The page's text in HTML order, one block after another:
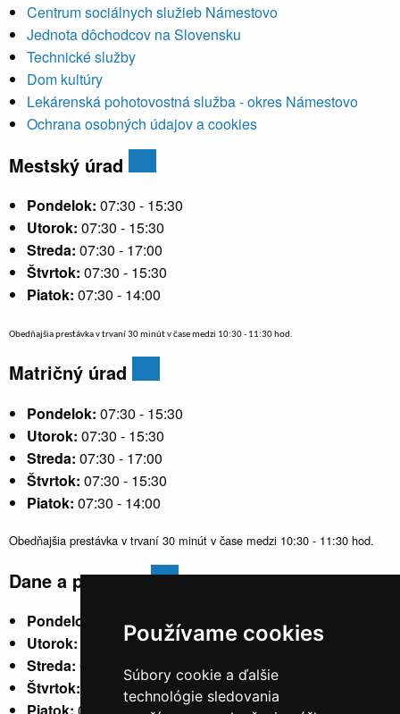
Používame cookies
Súbory cookie a ďalšie
technológie sledovania
Centrum sociálnych služieb Námestovo
Jednota dôchodcov na Slovensku
Technické služby
Dom kultúry
Lekárenská pohotovostná služba - okres Námestovo
Ochrana osobných údajov a cookies
Mestský úrad
Pondelok: 07:30 - 15:30
Utorok: 07:30 - 15:30
Streda: 07:30 - 17:00
Štvrtok: 07:30 - 15:30
Piatok: 07:30 - 14:00
Obedňajšia prestávka v trvaní 30 minút v čase medzi 10:30 - 11:30 hod.
Matričný úrad
Pondelok: 07:30 - 15:30
Utorok: 07:30 - 15:30
Streda: 07:30 - 17:00
Štvrtok: 07:30 - 15:30
Piatok: 07:30 - 14:00
Obedňajšia prestávka v trvaní 30 minút v čase medzi 10:30 - 11:30 hod.
Dane a poplatky
Pondelok:
07:30 - 15:30
Utorok:
nestránkový
Streda: 07:30 - 17:00
Štvrtok:
nestránkový